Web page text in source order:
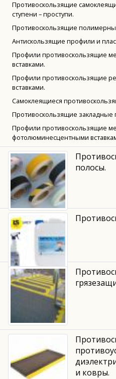
Противоскользящие
ступени – проступи.
Противоскользящие
Антискользящие профили и
Профили противоскользящие
вставками.
Профили противоскользящие
вставками.
Самоклеящиеся
Противоскользящие закладные
Профили противоскользящие
фотолюминесцентными
полосы.
и ковры.